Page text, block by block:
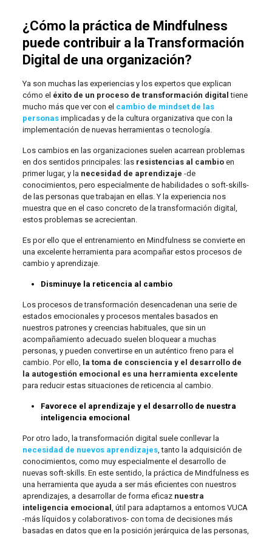
¿Cómo la práctica de Mindfulness
puede contribuir a la Transformación
Digital de una organización?
Ya son muchas las experiencias y los expertos que explican
cómo el éxito de un proceso de transformación digitaltiene
mucho más que ver con el cambio de mindset de las
personas implicadas y de la cultura organizativa que con la
implementación de nuevas herramientas o tecnología.
Los cambios en las organizaciones suelen acarrean problemas
en dos sentidos principales: las resistencias al cambioen
primer lugar, y la necesidad de aprendizaje -de
conocimientos, pero especialmente de habilidades o soft-skills-
de las personas que trabajan en ellas. Y la experiencia nos
muestra que en el caso concreto de la transformación digital,
estos problemas se acrecientan.
Es por ello que el entrenamiento en Mindfulness se convierte en
una excelente herramienta para acompañar estos procesos de
cambio y aprendizaje.
Disminuye la reticencia al cambio
Los procesos de transformación desencadenan una serie de
estados emocionales y procesos mentales basados en
nuestros patrones y creencias habituales, que sin un
acompañamiento adecuado suelen bloquear a muchas
personas, y pueden convertirse en un auténtico freno para el
cambio. Por ello, la toma de consciencia y el desarrollo de
la autogestión emocional es una herramienta excelente
para reducir estas situaciones de reticencia al cambio.
Favorece el aprendizaje y el desarrollo de nuestra
inteligencia emocional
Por otro lado, la transformación digital suele conllevar la
necesidad de nuevos aprendizajes, tanto la adquisición de
conocimientos, como muy especialmente el desarrollo de
nuevas soft-skills. En este sentido, la práctica de Mindfulness es
una herramienta que ayuda a ser más eficientes con nuestros
aprendizajes, a desarrollar de forma eficaz nuestra
inteligencia emocional , útil para adaptarnos a entornos VUCA
-más líquidos y colaborativos- con toma de decisiones más
basadas en datos que en la posición jerárquica de las personas,